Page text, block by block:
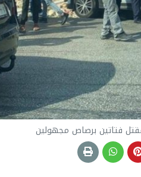
فتاتين برصاص مجهولين